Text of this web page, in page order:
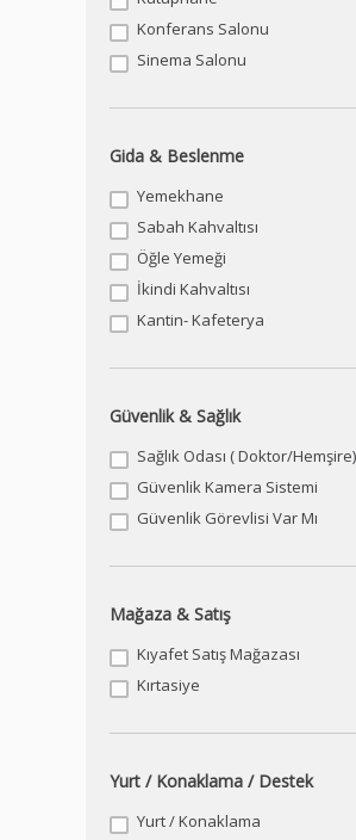
Konferans Salonu
Sinema Salonu
Gida & Beslenme
Yemekhane
Sabah Kahvaltısı
Öğle Yemeği
İkindi Kahvaltısı
Kantin- Kafeterya
Güvenlik & Sağlık
Sağlık Odası ( Doktor/Hemşire)
Güvenlik Kamera Sistemi
Güvenlik Görevlisi Var Mı
Mağaza & Satış
Kıyafet Satış Mağazası
Kırtasiye
Yurt / Konaklama / Destek
Yurt / Konaklama